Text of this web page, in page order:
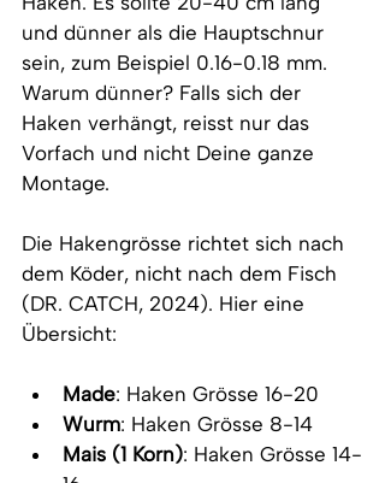
und dünner als die Hauptschnur
sein, zum Beispiel 0.16-0.18 mm.
Warum dünner? Falls sich der
Haken verhängt, reisst nur das
Vorfach und nicht Deine ganze
Montage.
Die Hakengrösse richtet sich nach
dem Köder, nicht nach dem Fisch
(DR. CATCH, 2024). Hier eine
Übersicht:
Made: Haken Grösse 16-20
Wurm: Haken Grösse 8-14
Mais (1 Korn): Haken Grösse 14-